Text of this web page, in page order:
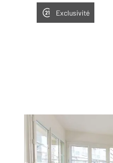
Exclusivité
GRENOBLE 38
125,94 m
Ref : 6140